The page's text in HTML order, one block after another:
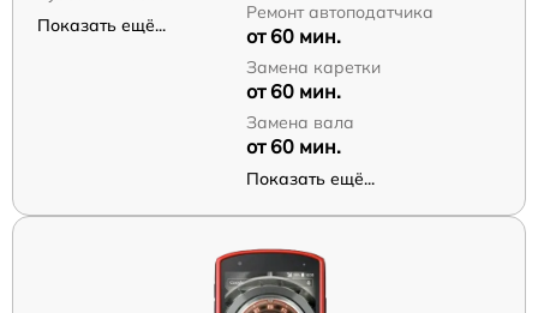
Показать ещё...
Ремонт автоподатчика
от 60 мин.
Замена каретки
от 60 мин.
Замена вала
от 60 мин.
Показать ещё...